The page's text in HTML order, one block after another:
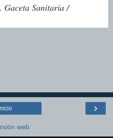
Gaceta Sanitaria /
›
Inicio
web